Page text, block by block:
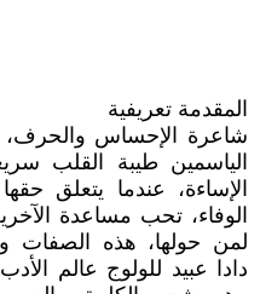
المقدمة تعريفية
شاعرة الإحساس والحرف،
الياسمين طيبة القلب
الإساءة، عندما يتعلق
الوفاء، تحب مساعدة
لمن حولها، هذه
دادا عبيد للولوج عالم